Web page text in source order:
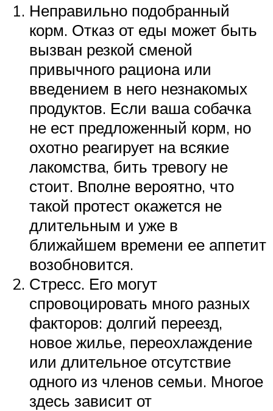
Неправильно подобранный
корм. Отказ от еды может быть
вызван резкой сменой
привычного рациона или
введением в него незнакомых
продуктов. Если ваша собачка
не ест предложенный корм, но
охотно реагирует на всякие
лакомства, бить тревогу не
стоит. Вполне вероятно, что
такой протест окажется не
длительным и уже в
ближайшем времени ее аппетит
возобновится.
Стресс. Его могут
спровоцировать много разных
факторов: долгий переезд,
новое жилье, переохлаждение
или длительное отсутствие
одного из членов семьи. Многое
здесь зависит от